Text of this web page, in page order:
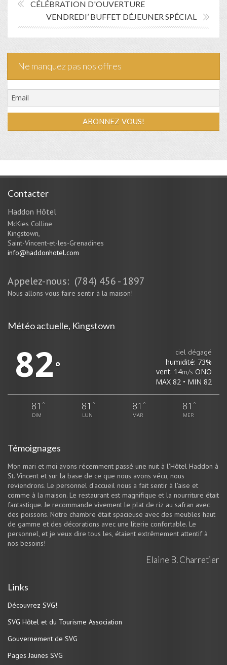
CÉLÉBRATION D'OUVERTURE
VENDREDI’ BUFFET DÉJEUNER SPÉCIAL
Ne manquez pas nos offres
Contacter
Haddon Hôtel
McKies Colline
Kingstown,
Saint-Vincent-et-les-Grenadines
info@haddonhotel.com
Appelez-nous: (784) 456 - 1897
Nous allons vous faire sentir à la maison!
Météo actuelle, Kingstown
82°
ciel dégagé
humidité: 73%
vent: 14m/s ONO
MAX 82 • MIN 82
81 °
DIM
81 °
LUN
81 °
MAR
81 °
MER
Témoignages
Mon mari et moi avons récemment passé une nuit à l'Hôtel Haddon à
St. Vincent et sur la base de ce que nous avons vécu, nous
reviendrons. Le personnel d'accueil nous a fait sentir à l'aise et
comme à la maison. Le restaurant est magnifique et la nourriture était
fantastique. Je recommande vivement le plat de riz au safran avec
des poissons. Notre chambre était spacieuse avec des meubles haut
de gamme et des décorations avec une literie confortable. Le
personnel, et je veux dire tous les, étaient extrêmement attentif à
nos besoins!
Elaine B. Charretier
Links
Découvrez SVG!
SVG Hôtel et du Tourisme Association
Gouvernement de SVG
Pages Jaunes SVG